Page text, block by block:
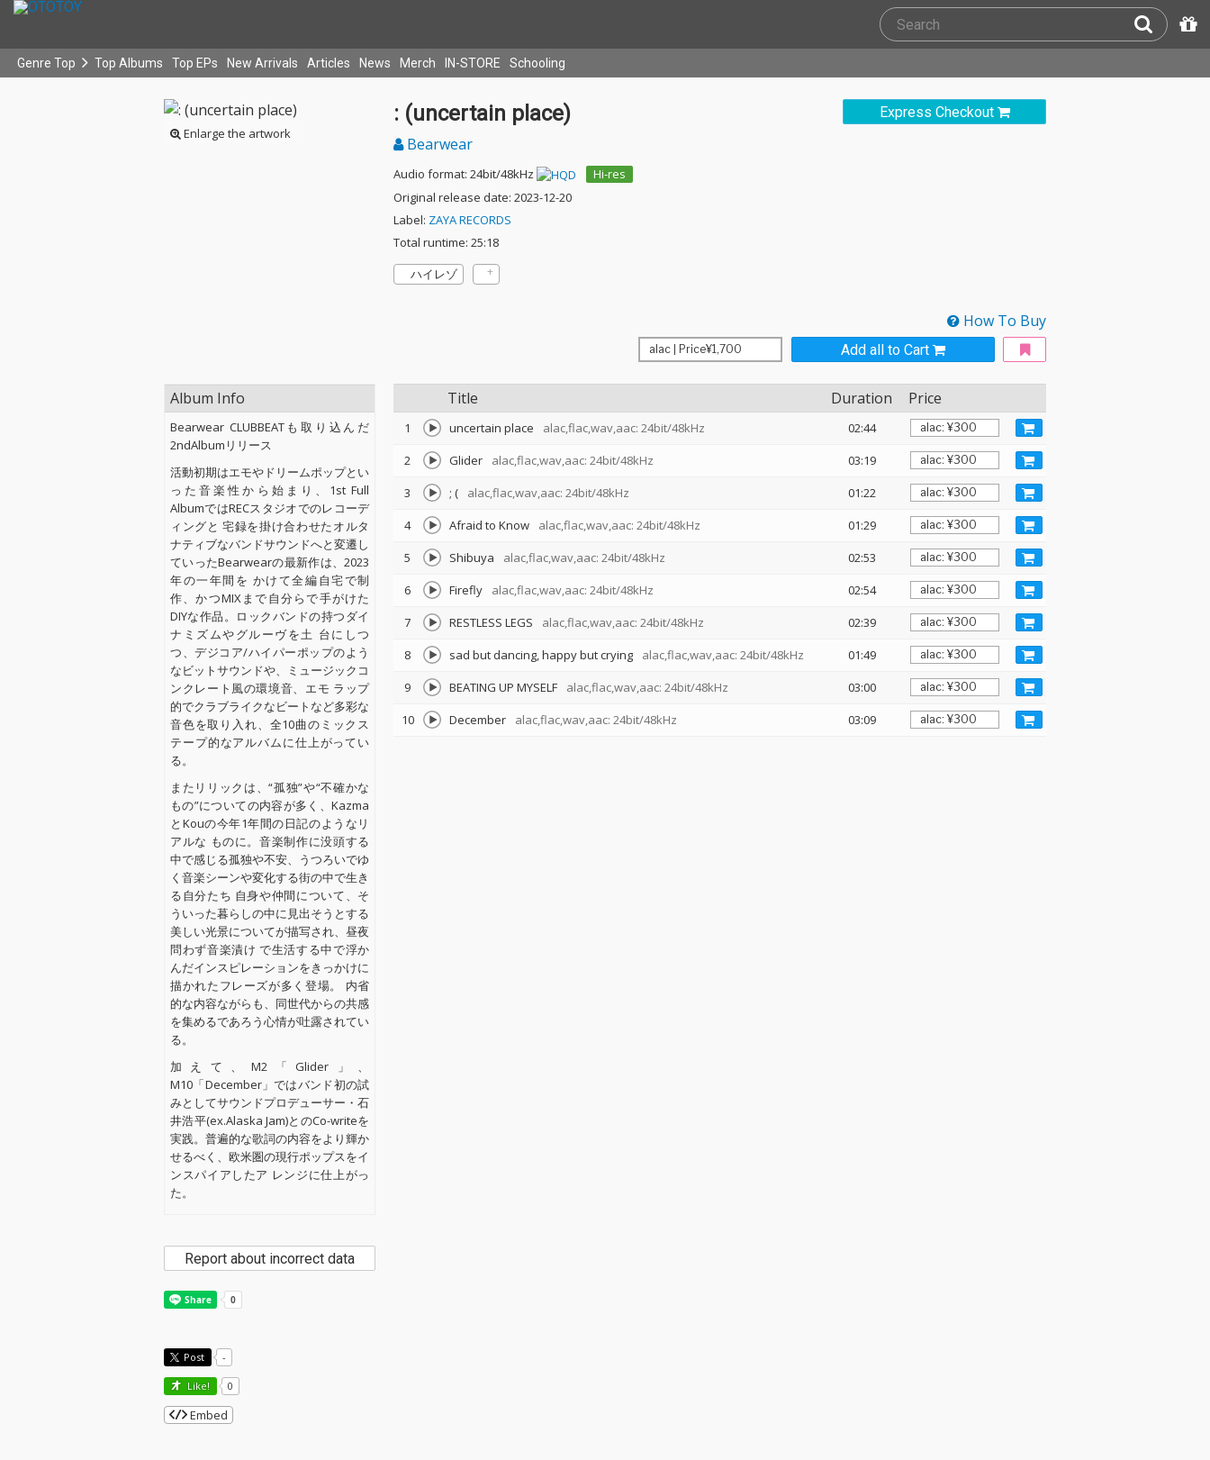
Genre Top Top Albums Top EPs New Arrivals Articles News Merch IN-STORE Schooling
Enlarge the artwork
Express Checkout
: (uncertain place)
Bearwear
Audio format: 24bit/48kHz
Hi-res
Original release date: 2023-12-20
Label: ZAYA RECORDS
Total runtime: 25:18
ハイレゾ
How To Buy
Add all to Cart
Title Duration Price
1 uncertain place alac,flac,wav,aac: 24bit/48kHz
02:44
2
Glider alac,flac,wav,aac: 24bit/48kHz
03:19
3
; ( alac,flac,wav,aac: 24bit/48kHz
01:22
4
Afraid to Know alac,flac,wav,aac: 24bit/48kHz
01:29
5
Shibuya alac,flac,wav,aac: 24bit/48kHz
02:53
6
Firefly alac,flac,wav,aac: 24bit/48kHz
02:54
7
RESTLESS LEGS alac,flac,wav,aac: 24bit/48kHz
02:39
8
sad but dancing, happy but crying alac,flac,wav,aac: 24bit/48kHz
01:49
9
BEATING UP MYSELF alac,flac,wav,aac: 24bit/48kHz
03:00
10
December alac,flac,wav,aac: 24bit/48kHz 03:09
Album Info
Bearwear CLUBBEATも取り込んだ
2ndAlbumリリース
活動初期はエモやドリームポップとい
った音楽性から始まり、1st Full
AlbumではRECスタジオでのレコーデ
ィングと 宅録を掛け合わせたオルタ
ナティブなバンドサウンドへと変遷し
ていったBearwearの最新作は、2023
年の一年間を かけて全編自宅で制
作、かつMIXまで自分らで手がけた
DIYな作品。ロックバンドの持つダイ
ナミズムやグルーヴを土 台にしつ
つ、デジコア/ハイパーポップのよう
なビットサウンドや、ミュージックコ
ンクレート風の環境音、エモ ラップ
的でクラブライクなビートなど多彩な
音色を取り入れ、全10曲のミックス
テープ的なアルバムに仕上がってい
る。
またリリックは、“孤独”や“不確かな
もの”についての内容が多く、Kazma
とKouの今年1年間の日記のようなリ
アルな ものに。音楽制作に没頭する
中で感じる孤独や不安、うつろいでゆ
く音楽シーンや変化する街の中で生き
る自分たち 自身や仲間について、そ
ういった暮らしの中に見出そうとする
美しい光景についてが描写され、昼夜
問わず音楽漬け で生活する中で浮か
んだインスピレーションをきっかけに
描かれたフレーズが多く登場。 内省
的な内容ながらも、同世代からの共感
を集めるであろう心情が吐露されてい
る。
加えて、M2「Glider」、
M10「December」ではバンド初の試
みとしてサウンドプロデューサー・石
井浩平(ex.Alaska Jam)とのCo-writeを
実践。普遍的な歌詞の内容をより輝か
せるべく、欧米圏の現行ポップスをイ
ンスパイアしたア レンジに仕上がっ
た。
Report about incorrect data
Post -
Like! 0
Embed